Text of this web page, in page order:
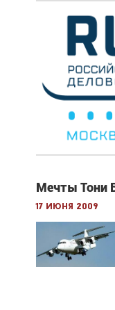
Мечты Тони
17 июня 2009